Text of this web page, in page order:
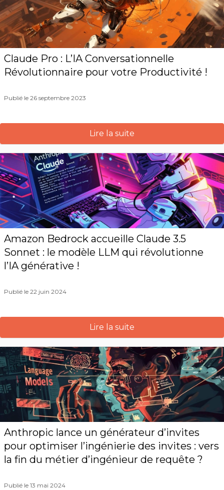
Claude Pro : L’IA Conversationnelle
Révolutionnaire pour votre Productivité !
Publié le 26 septembre 2023
Lire la suite
Amazon Bedrock accueille Claude 3.5
Sonnet : le modèle LLM qui révolutionne
l’IA générative !
Publié le 22 juin 2024
Lire la suite
Anthropic lance un générateur d’invites
pour optimiser l’ingénierie des invites : vers
la fin du métier d’ingénieur de requête ?
Publié le 13 mai 2024